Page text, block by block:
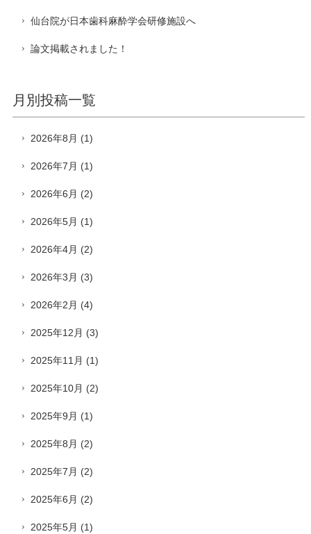
仙台院が日本歯科麻酔学会研修施設へ
論文掲載されました！
月別投稿一覧
2026年8月 (1)
2026年7月 (1)
2026年6月 (2)
2026年5月 (1)
2026年4月 (2)
2026年3月 (3)
2026年2月 (4)
2025年12月 (3)
2025年11月 (1)
2025年10月 (2)
2025年9月 (1)
2025年8月 (2)
2025年7月 (2)
2025年6月 (2)
2025年5月 (1)